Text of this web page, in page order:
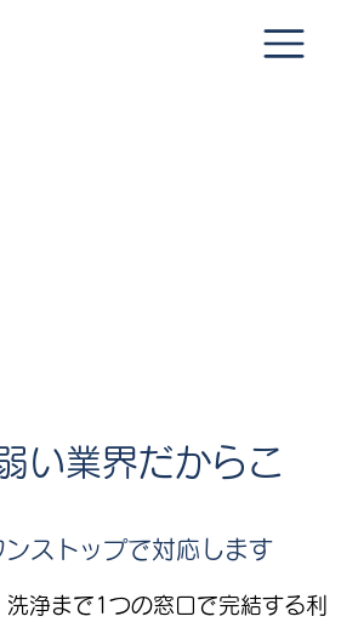
い業界だからこ
ストップで対応します
浄まで1つの窓口で完結する利